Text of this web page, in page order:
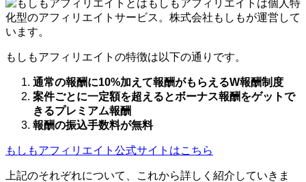
もしもアフィリエイトは個人特
化型のアフィリエイトサービス。株式会社もしもが運営して
います。
もしもアフィリエイトの特徴は以下の通りです。
通常の報酬に10%加えて報酬がもらえるW報酬制度
案件ごとに一定額を超えるとボーナス報酬をゲットで
きるプレミアム報酬
報酬の振込手数料が無料
もしもアフィリエイト公式サイトはこちら
上記のそれぞれについて、これから詳しく紹介していきま